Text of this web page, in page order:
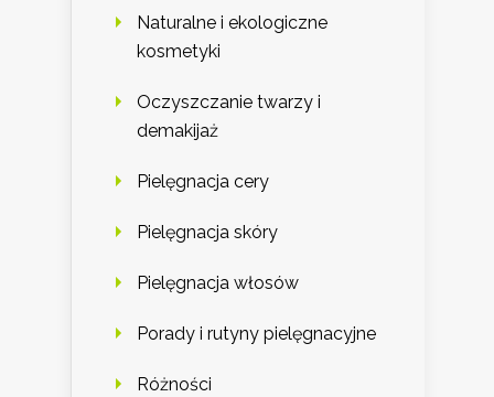
Naturalne i ekologiczne
kosmetyki
Oczyszczanie twarzy i
demakijaż
Pielęgnacja cery
Pielęgnacja skóry
Pielęgnacja włosów
Porady i rutyny pielęgnacyjne
Różności